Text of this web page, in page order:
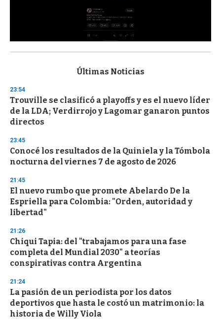
s
d
s
o
f
3
s
e
c
o
d
s
Últimas Noticias
23:54
Trouville se clasificó a playoffs y es el nuevo líder
de la LDA; Verdirrojo y Lagomar ganaron puntos
directos
23:45
Conocé los resultados de la Quiniela y la Tómbola
nocturna del viernes 7 de agosto de 2026
21:45
El nuevo rumbo que promete Abelardo De la
Espriella para Colombia: "Orden, autoridad y
libertad"
21:26
Chiqui Tapia: del "trabajamos para una fase
completa del Mundial 2030" a teorías
conspirativas contra Argentina
21:24
La pasión de un periodista por los datos
deportivos que hasta le costó un matrimonio: la
historia de Willy Viola